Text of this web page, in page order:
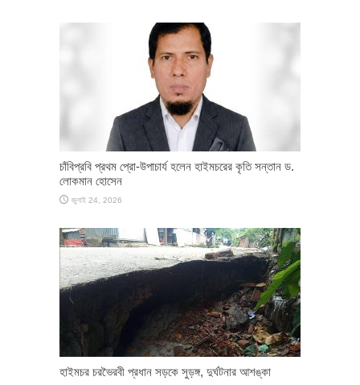
চাঁবিপ্রবি প্রথম প্রো-উপাচার্য হলেন হাইমচরের কৃতি সন্তান ড.
লোকমান হোসেন
জুলাই 24, 2026
হাইমচর চরভৈরবী প্রধান সড়কে সুড়ঙ্গ, দুর্ঘটনার আশঙ্কা